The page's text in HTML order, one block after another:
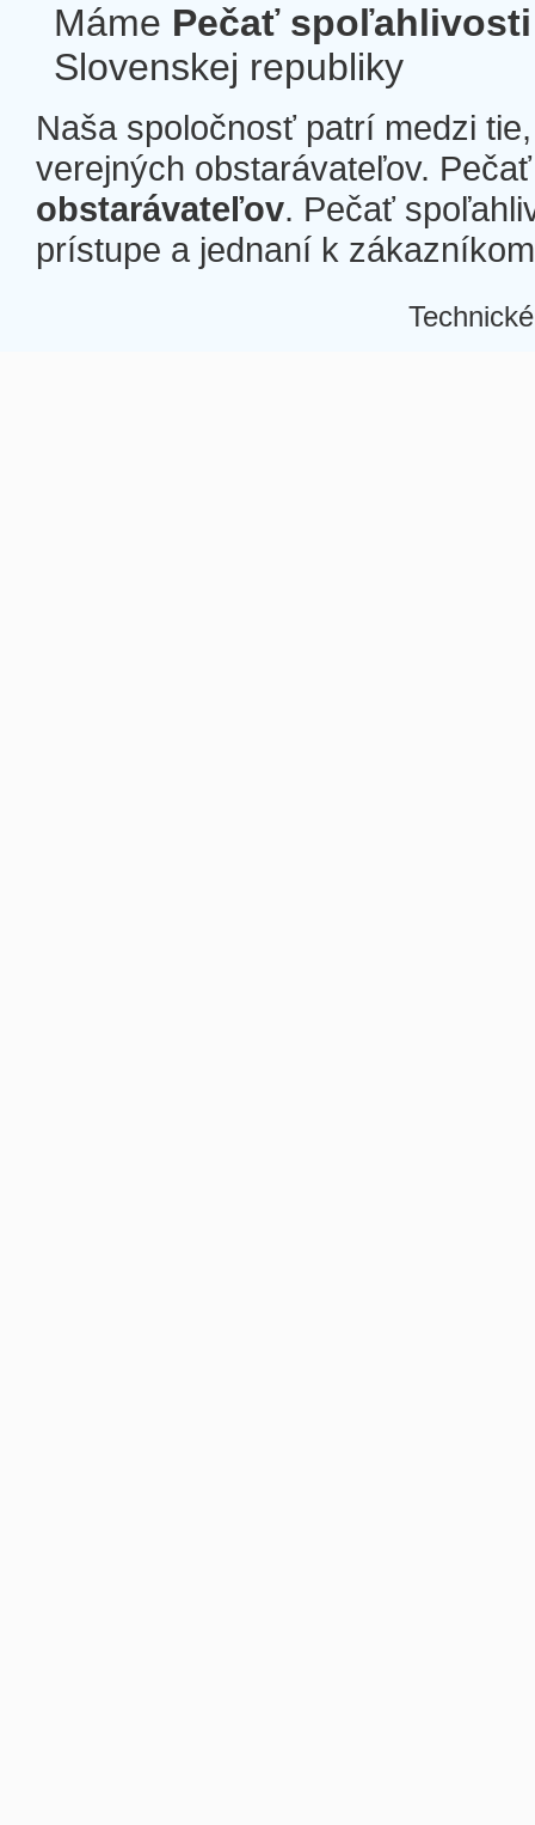
Máme Pečať spoľahlivosti
Slovenskej republiky
Naša spoločnosť patrí medzi
verejných obstarávateľov.
obstarávateľov. Pečať
prístupe a jednaní k